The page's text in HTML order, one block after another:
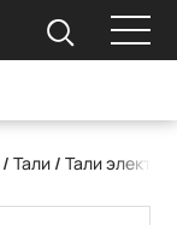
/Тали /Тали